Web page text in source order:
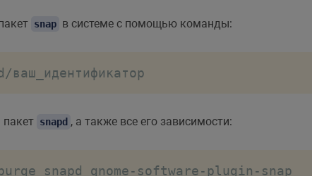
snap в системе с помощью команды:
snapd , а также все его зависимости:
snapd gnome-software-plugin-snap